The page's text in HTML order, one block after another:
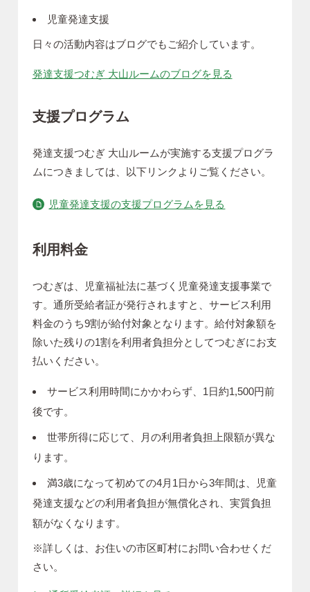
児童発達支援
日々の活動内容はブログでもご紹介しています。
発達支援つむぎ 大山ルームのブログを見る
支援プログラム
発達支援つむぎ 大山ルームが実施する支援プログラ
ムにつきましては、以下リンクよりご覧ください。
児童発達支援の支援プログラムを見る
利用料金
つむぎは、児童福祉法に基づく児童発達支援事業で
す。通所受給者証が発行されますと、サービス利用
料金のうち9割が給付対象となります。給付対象額を
除いた残りの1割を利用者負担分としてつむぎにお支
払いください。
サービス利用時間にかかわらず、1日約1,500円前
後です。
世帯所得に応じて、月の利用者負担上限額が異な
ります。
満3歳になって初めての4⽉1⽇から3年間は、児童
発達支援などの利⽤者負担が無償化され、実質負担
額がなくなります。
※詳しくは、お住いの市区町村にお問い合わせくだ
さい。